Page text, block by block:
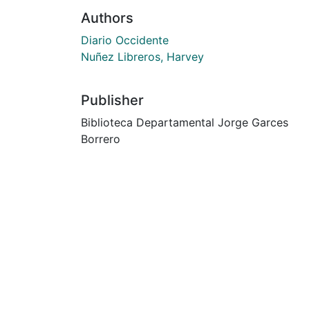
Authors
Diario Occidente
Nuñez Libreros, Harvey
Publisher
Biblioteca Departamental Jorge Garces
Borrero